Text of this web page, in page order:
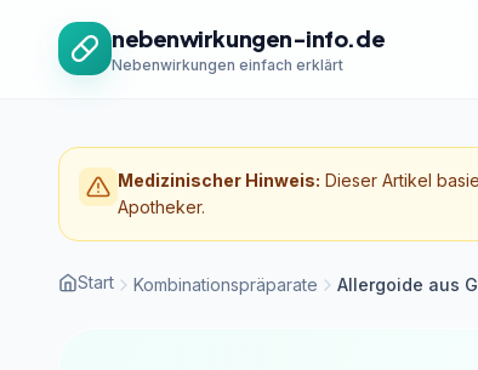
nebenwirkungen-info.de
Nebenwirkungen einfach erklärt
Medizinischer Hinweis: Dieser Artikel
Apotheker.
Start Kombinationspräparate Allergoide aus